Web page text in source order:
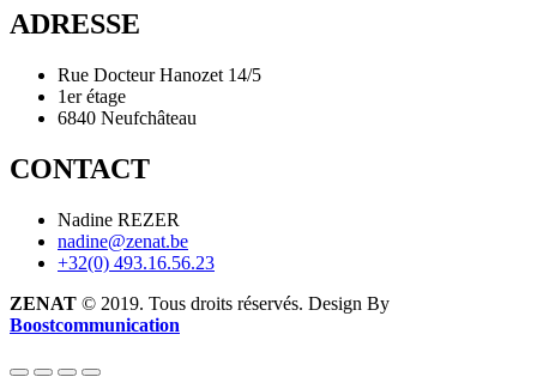
ADRESSE
Rue Docteur Hanozet 14/5
1er étage
6840 Neufchâteau
CONTACT
Nadine REZER
nadine@zenat.be
+32(0) 493.16.56.23
ZENAT © 2019. Tous droits réservés. Design By
Boostcommunication